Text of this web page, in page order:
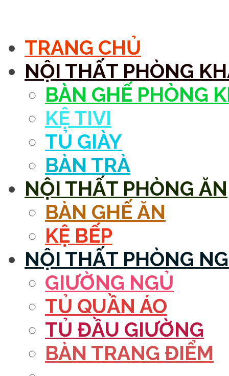
TRANG CHỦ
NỘI THẤT PHÒNG
BÀN GHẾ PHÒNG
KỆ TIVI
TỦ GIÀY
BÀN TRÀ
NỘI THẤT PHÒNG ĂN
BÀN GHẾ ĂN
KỆ BẾP
NỘI THẤT PHÒNG
GIƯỜNG NGỦ
TỦ QUẦN ÁO
TỦ ĐẦU GIƯỜNG
BÀN TRANG ĐIỂM